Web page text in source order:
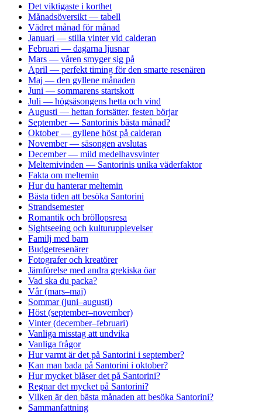
Det viktigaste i korthet
Månadsöversikt — tabell
Vädret månad för månad
Januari — stilla vinter vid calderan
Februari — dagarna ljusnar
Mars — våren smyger sig på
April — perfekt timing för den smarte resenären
Maj — den gyllene månaden
Juni — sommarens startskott
Juli — högsäsongens hetta och vind
Augusti — hettan fortsätter, festen börjar
September — Santorinis bästa månad?
Oktober — gyllene höst på calderan
November — säsongen avslutas
December — mild medelhavsvinter
Meltemivinden — Santorinis unika väderfaktor
Fakta om meltemin
Hur du hanterar meltemin
Bästa tiden att besöka Santorini
Strandsemester
Romantik och bröllopsresa
Sightseeing och kulturupplevelser
Familj med barn
Budgetresenärer
Fotografer och kreatörer
Jämförelse med andra grekiska öar
Vad ska du packa?
Vår (mars–maj)
Sommar (juni–augusti)
Höst (september–november)
Vinter (december–februari)
Vanliga misstag att undvika
Vanliga frågor
Hur varmt är det på Santorini i september?
Kan man bada på Santorini i oktober?
Hur mycket blåser det på Santorini?
Regnar det mycket på Santorini?
Vilken är den bästa månaden att besöka Santorini?
Sammanfattning